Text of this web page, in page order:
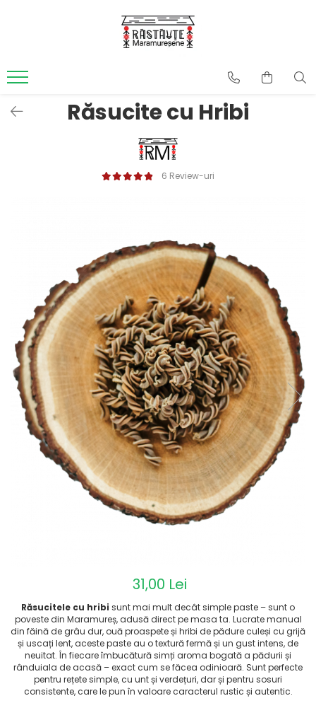
Sosuri Paste
Paste Simple
Paste gourmet și specialități
Răsucite cu Hribi
6 Review-uri
31,00 Lei
Răsucitele cu hribi sunt mai mult decât simple paste – sunt o
poveste din Maramureș, adusă direct pe masa ta. Lucrate manual
din făină de grâu dur, ouă proaspete și hribi de pădure culeși cu grijă
și uscați lent, aceste paste au o textură fermă și un gust intens, de
neuitat. În fiecare îmbucătură simți aroma bogată a pădurii și
rânduiala de acasă – exact cum se făcea odinioară. Sunt perfecte
pentru rețete simple, cu unt și verdețuri, dar și pentru sosuri
consistente, care le pun în valoare caracterul rustic și autentic.